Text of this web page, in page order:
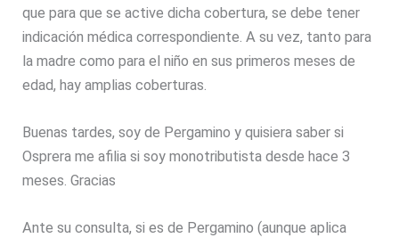
que para que se active dicha cobertura, se debe tener
indicación médica correspondiente. A su vez, tanto para
la madre como para el niño en sus primeros meses de
edad, hay amplias coberturas.
Buenas tardes, soy de Pergamino y quisiera saber si
Osprera me afilia si soy monotributista desde hace 3
meses. Gracias
Ante su consulta, si es de Pergamino (aunque aplica